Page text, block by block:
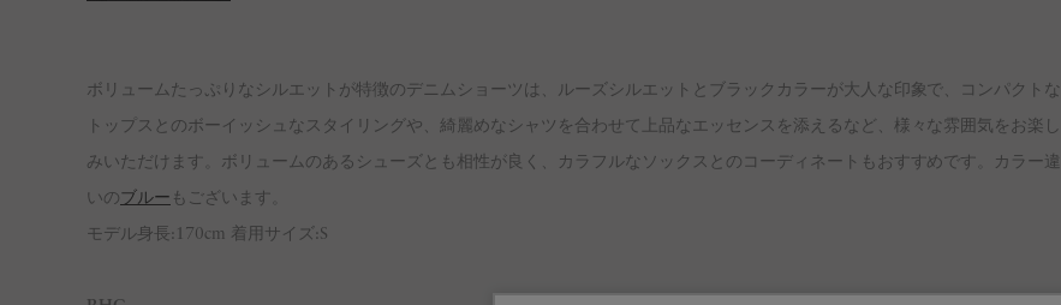
ボリュームたっぷりなシルエットが特徴のデニムショーツは、ルーズシルエットとブラックカラーが大人な印象で、コンパクトな
トップスとのボーイッシュなスタイリングや、綺麗めなシャツを合わせて上品なエッセンスを添えるなど、様々な雰囲気をお楽し
みいただけます。ボリュームのあるシューズとも相性が良く、カラフルなソックスとのコーディネートもおすすめです。カラー違
いのブルー もございます。
モデル身長:170cm 着用サイズ:S